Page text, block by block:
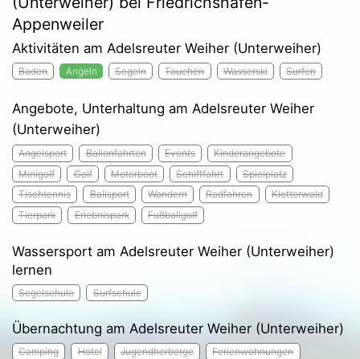
Appenweiler
Aktivitäten am Adelsreuter Weiher (Unterweiher)
Baden Angeln Segeln Tauchen Wasserski Surfen
Angebote, Unterhaltung am Adelsreuter Weiher
(Unterweiher)
Angelsport Ballonfahrten Events
Kinderangebote
Minigolf
Golf Motorboot Schifffahrt
Spielplatz
Tischtennis
Ballsport Wandern Radfahren
Kletterwald
Tierpark
Erlebnispark Fußballgolf
Wassersport am Adelsreuter Weiher (Unterweiher)
lernen
Segelschule Surfschule
Übernachtung am Adelsreuter Weiher (Unterweiher)
Camping Hotel Jugendherberge
Ferienwohnungen